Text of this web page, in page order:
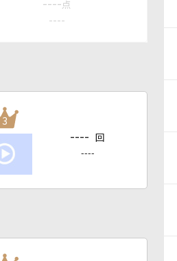
---- 点
----
3
---- 回
----